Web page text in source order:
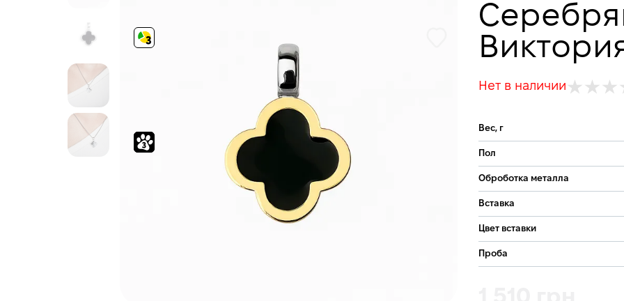
Нет в наличии
Вес, г
Пол
Оброботка металла
Вставка
Цвет вставки
Проба